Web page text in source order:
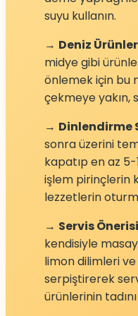
suyu kullanın.
→ Deniz
midye gibi
önlemek için bu
çekmeye yakın,
→ Dinlendirme
sonra üzerini
kapatıp en az
işlem pirinçlerin
lezzetlerin
→ Servis
kendisiyle
limon dilimleri ve
serpiştirerek
ürünlerinin